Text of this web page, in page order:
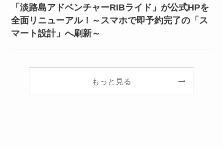
「淡路島アドベンチャーRIBライド」が公式HPを
全面リニューアル！～スマホで即予約完了の「ス
マート設計」へ刷新～
もっと見る